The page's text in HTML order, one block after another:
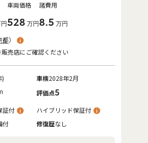
車両価格
528 万円
諸費用
8.5 万円
都）
売店にご確認ください
) 車検2028年2月
評価点5
証付
ハイブリッド保証付
付 修復歴なし